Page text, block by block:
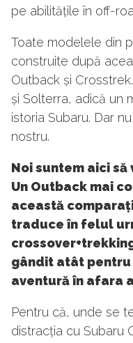
pe abilitățile în off-
Toate modelele din
construite după
Outback și
și Solterra, adică un
istoria Subaru. Dar
nostru.
Noi suntem aici
Un Outback mai
această
traduce în felul
gândit atât pentru
aventură în afara
Pentru că, unde se
distracția cu Subaru